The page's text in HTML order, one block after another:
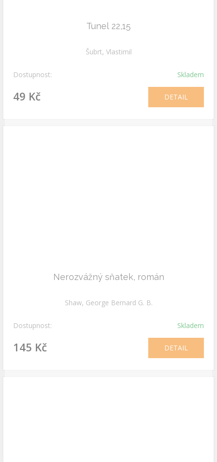
Tunel 22,15
Šubrt, Vlastimil
Dostupnost: Skladem
49 Kč DETAIL
Nerozvážný sňatek, román
Shaw, George Bernard G. B.
Dostupnost: Skladem
145 Kč DETAIL